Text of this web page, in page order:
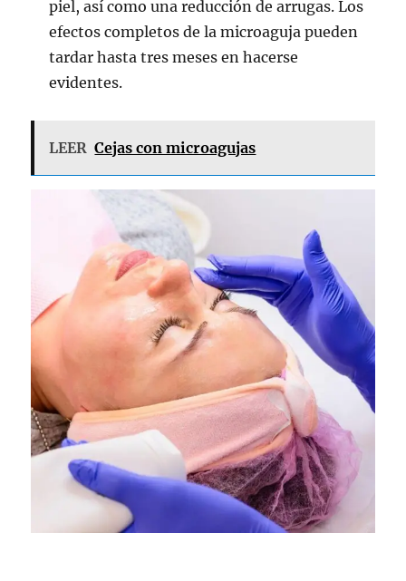
piel, así como una reducción de arrugas. Los
efectos completos de la microaguja pueden
tardar hasta tres meses en hacerse
evidentes.
LEER Cejas con microagujas